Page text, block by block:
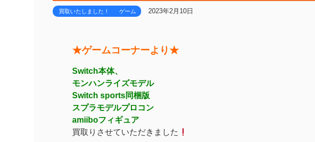
買取いたしました！ ゲーム 2023年2月10日
★ゲームコーナーより★
Switch本体、
モンハンライズモデル
Switch sports同梱版
スプラモデルプロコン
amiiboフィギュア
買取りさせていただきました